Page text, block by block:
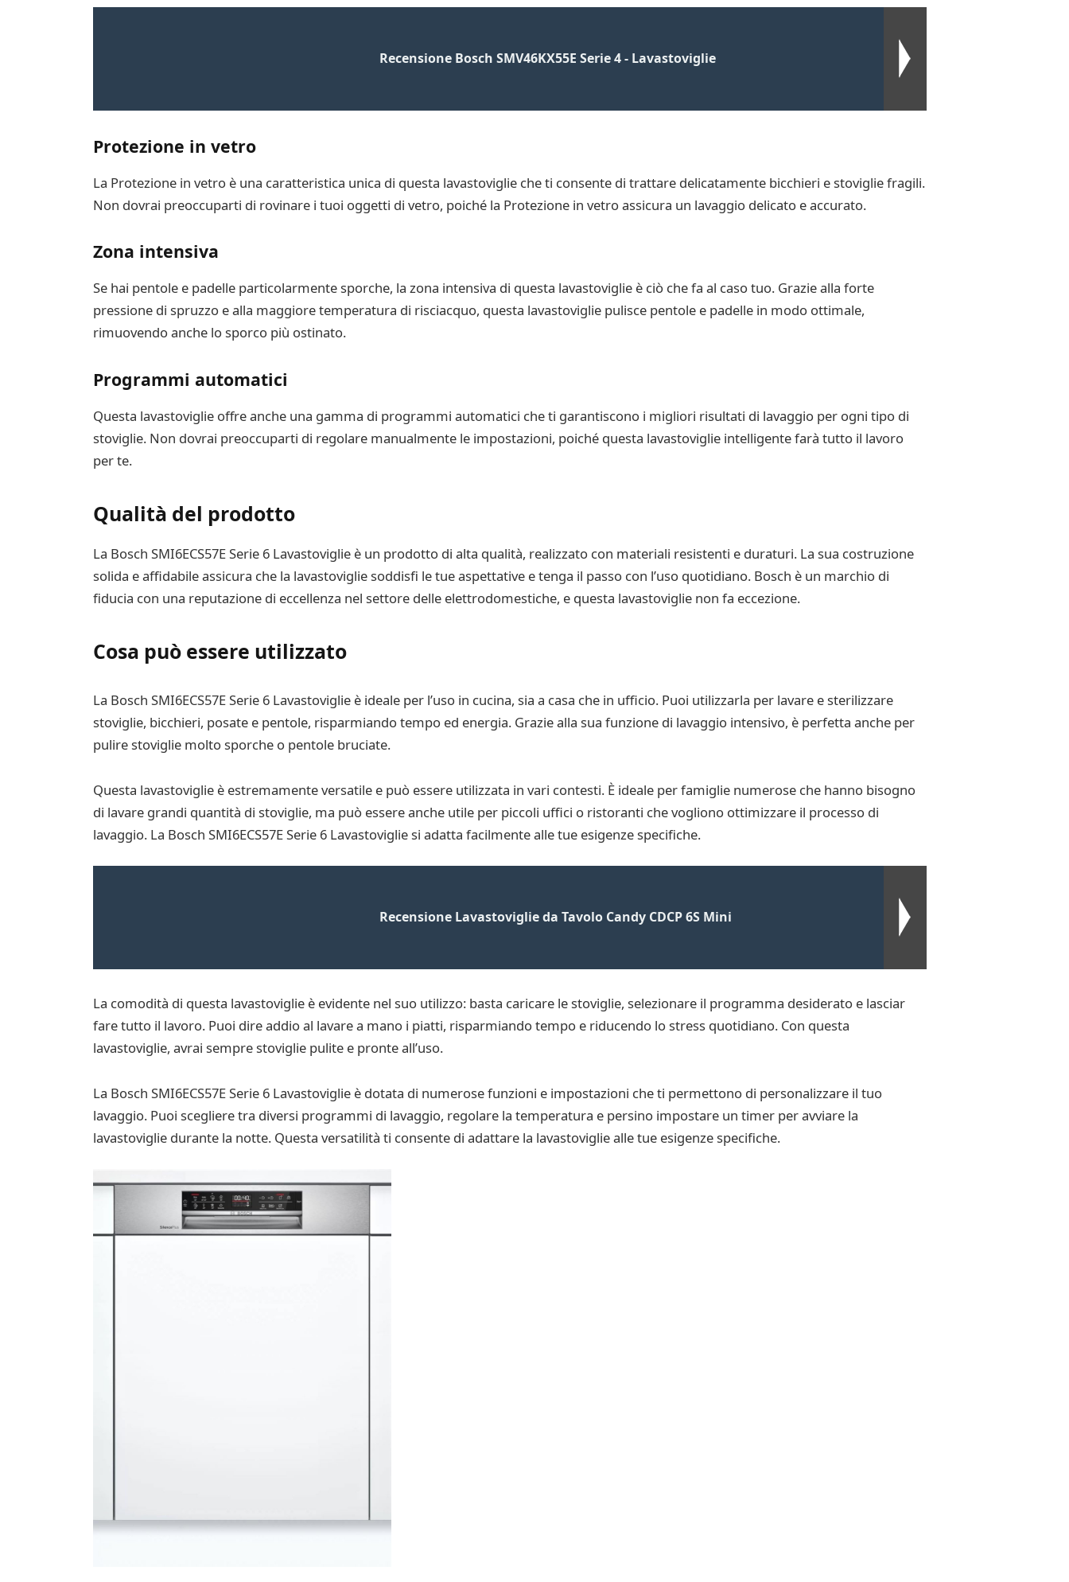
Recensione Bosch SMV46KX55E Serie 4 - Lavastoviglie
Protezione in vetro
La Protezione in vetro è una caratteristica unica di questa lavastoviglie che ti consente di trattare delicatamente bicchieri e stoviglie fragili.
Non dovrai preoccuparti di rovinare i tuoi oggetti di vetro, poiché la Protezione in vetro assicura un lavaggio delicato e accurato.
Zona intensiva
Se hai pentole e padelle particolarmente sporche, la zona intensiva di questa lavastoviglie è ciò che fa al caso tuo. Grazie alla forte
pressione di spruzzo e alla maggiore temperatura di risciacquo, questa lavastoviglie pulisce pentole e padelle in modo ottimale,
rimuovendo anche lo sporco più ostinato.
Programmi automatici
Questa lavastoviglie offre anche una gamma di programmi automatici che ti garantiscono i migliori risultati di lavaggio per ogni tipo di
stoviglie. Non dovrai preoccuparti di regolare manualmente le impostazioni, poiché questa lavastoviglie intelligente farà tutto il lavoro
per te.
Qualità del prodotto
La Bosch SMI6ECS57E Serie 6 Lavastoviglie è un prodotto di alta qualità, realizzato con materiali resistenti e duraturi. La sua costruzione
solida e affidabile assicura che la lavastoviglie soddisfi le tue aspettative e tenga il passo con l’uso quotidiano. Bosch è un marchio di
fiducia con una reputazione di eccellenza nel settore delle elettrodomestiche, e questa lavastoviglie non fa eccezione.
Cosa può essere utilizzato
La Bosch SMI6ECS57E Serie 6 Lavastoviglie è ideale per l’uso in cucina, sia a casa che in ufficio. Puoi utilizzarla per lavare e sterilizzare
stoviglie, bicchieri, posate e pentole, risparmiando tempo ed energia. Grazie alla sua funzione di lavaggio intensivo, è perfetta anche per
pulire stoviglie molto sporche o pentole bruciate.
Questa lavastoviglie è estremamente versatile e può essere utilizzata in vari contesti. È ideale per famiglie numerose che hanno bisogno
di lavare grandi quantità di stoviglie, ma può essere anche utile per piccoli uffici o ristoranti che vogliono ottimizzare il processo di
lavaggio. La Bosch SMI6ECS57E Serie 6 Lavastoviglie si adatta facilmente alle tue esigenze specifiche.
Recensione Lavastoviglie da Tavolo Candy CDCP 6S Mini
La comodità di questa lavastoviglie è evidente nel suo utilizzo: basta caricare le stoviglie, selezionare il programma desiderato e lasciar
fare tutto il lavoro. Puoi dire addio al lavare a mano i piatti, risparmiando tempo e riducendo lo stress quotidiano. Con questa
lavastoviglie, avrai sempre stoviglie pulite e pronte all’uso.
La Bosch SMI6ECS57E Serie 6 Lavastoviglie è dotata di numerose funzioni e impostazioni che ti permettono di personalizzare il tuo
lavaggio. Puoi scegliere tra diversi programmi di lavaggio, regolare la temperatura e persino impostare un timer per avviare la
lavastoviglie durante la notte. Questa versatilità ti consente di adattare la lavastoviglie alle tue esigenze specifiche.